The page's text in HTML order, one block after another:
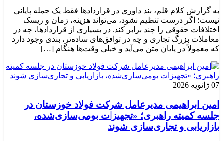
به گزارش کلام قلم، بند داوری در قراردادها فقط یک جمله پایانی
نیست؛ اگر درست تنظیم نشود، می‌تواند هزینه، زمان و ریسک
اختلافات حقوقی را چند برابر کند. در بسیاری از قراردادها، چه در
معاملات بزرگ تجاری و چه در توافق‌های ساده‌تر، بندی وجود دارد
که معمولاً در پایان متن می‌آید و خیلی وقت‌ها هنگام […]
07 ژانویه 2026
امین ابراهیمی مدیرعامل شرکت فولاد خوزستان در
جلسه کمیته راهبری؛ «تجهیزات بومی‌سازی‌شده،
بازاریابی و تجاری‌سازی شوند